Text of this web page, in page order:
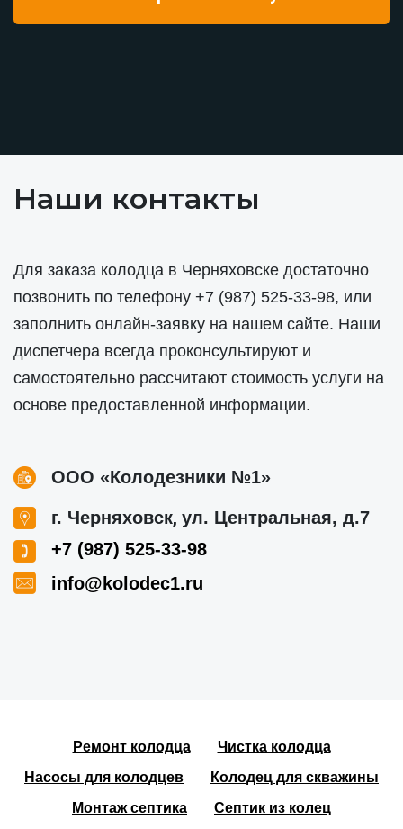
Наши контакты
Для заказа колодца в Черняховске достаточно
позвонить по телефону +7 (987) 525-33-98, или
заполнить онлайн-заявку на нашем сайте. Наши
диспетчера всегда проконсультируют и
самостоятельно рассчитают стоимость услуги на
основе предоставленной информации.
ООО «Колодезники №1»
г. Черняховск, ул. Центральная, д.7
+7 (987) 525-33-98
info@kolodec1.ru
Ремонт колодца
Чистка колодца
Насосы для колодцев
Колодец для скважины
Монтаж септика
Септик из колец